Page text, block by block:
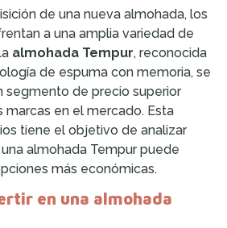
de una nueva almohada, los
a una amplia variedad de
almohada Tempur, reconocida
de espuma con memoria, se
segmento de precio superior
en el mercado. Esta
tiene el objetivo de analizar
almohada Tempur puede
más económicas.
en una almohada